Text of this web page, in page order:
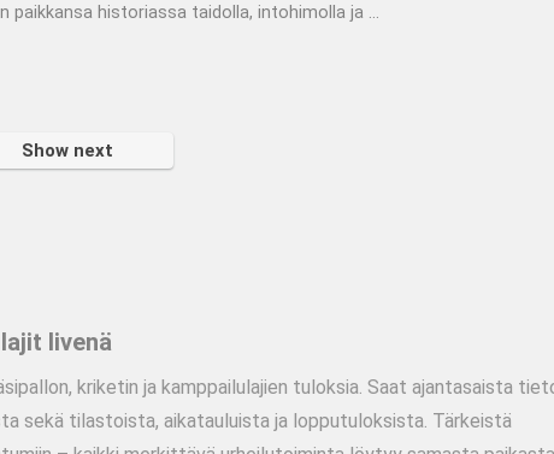
paikkansa historiassa taidolla, intohimolla ja ...
Show next
livenä
kriketin ja kamppailulajien tuloksia. Saat ajantasaista
sekä tilastoista, aikatauluista ja lopputuloksista. Tärkeistä